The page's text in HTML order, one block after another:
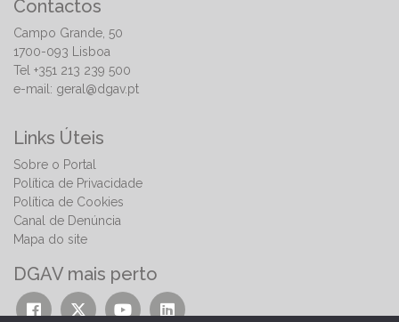
Contactos
Campo Grande, 50
1700-093 Lisboa
Tel +351 213 239 500
e-mail: geral@dgav.pt
Links Úteis
Sobre o Portal
Política de Privacidade
Política de Cookies
Canal de Denúncia
Mapa do site
DGAV mais perto